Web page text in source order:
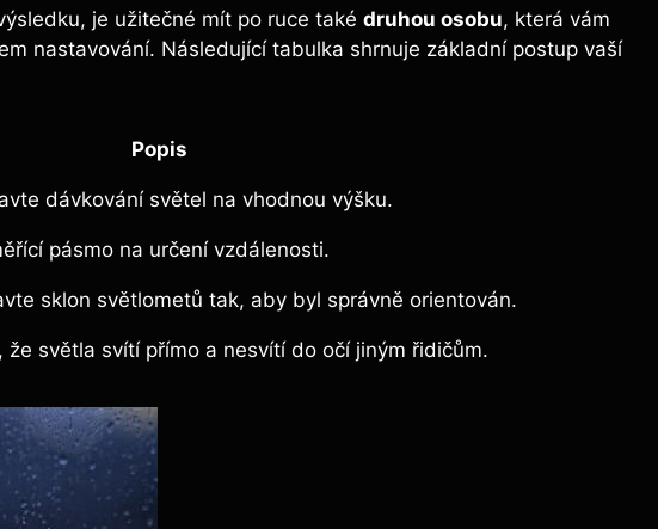
je užitečné mít po ruce také druhou osobu, která vám
nastavování. Následující tabulka shrnuje základní postup vaší
Popis
dávkování světel na vhodnou výšku.
pásmo na určení vzdálenosti.
sklon světlometů tak, aby byl správně orientován.
světla svítí přímo a nesvítí do očí jiným řidičům.